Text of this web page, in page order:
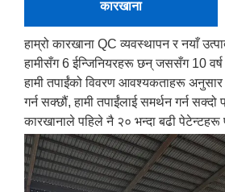
कारखाना
हाम्रो कारखाना QC व्यवस्थापन र नयाँ
हामीसँग 6 ईन्जिनियरहरू छन् जससँग 10
हामी तपाईंको विवरण आवश्यकताहरू
गर्न सक्छौं, हामी तपाईंलाई समर्थन गर्न सक्दो
कारखानाले पहिले नै २० भन्दा बढी पेटेन्टहरू